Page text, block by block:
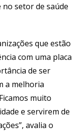
setor de saúde
que estão
com uma placa
de ser
a melhoria
muito
e servirem de
avalia o